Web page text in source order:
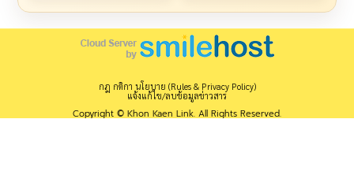
กฎ กติกา นโยบาย (Rules & Privacy Policy)
แจ้งแก้ไข/ลบข้อมูลข่าวสาร
Copyright © Khon Kaen Link. All Rights Reserved.